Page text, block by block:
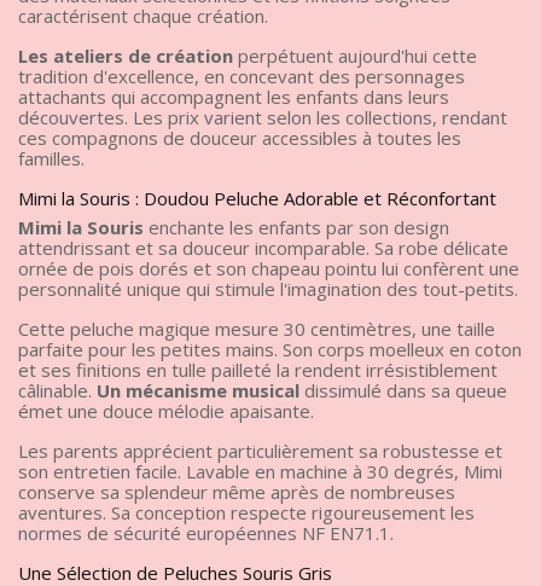
caractérisent chaque création.
Les ateliers de création perpétuent aujourd'hui cette
tradition d'excellence, en concevant des personnages
attachants qui accompagnent les enfants dans leurs
découvertes. Les prix varient selon les collections, rendant
ces compagnons de douceur accessibles à toutes les
familles.
Mimi la Souris : Doudou Peluche Adorable et Réconfortant
Mimi la Souris enchante les enfants par son design
attendrissant et sa douceur incomparable. Sa robe délicate
ornée de pois dorés et son chapeau pointu lui confèrent une
personnalité unique qui stimule l'imagination des tout-petits.
Cette peluche magique mesure 30 centimètres, une taille
parfaite pour les petites mains. Son corps moelleux en coton
et ses finitions en tulle pailleté la rendent irrésistiblement
câlinable. Un mécanisme musical dissimulé dans sa queue
émet une douce mélodie apaisante.
Les parents apprécient particulièrement sa robustesse et
son entretien facile. Lavable en machine à 30 degrés, Mimi
conserve sa splendeur même après de nombreuses
aventures. Sa conception respecte rigoureusement les
normes de sécurité européennes NF EN71.1.
Une Sélection de Peluches Souris Gris